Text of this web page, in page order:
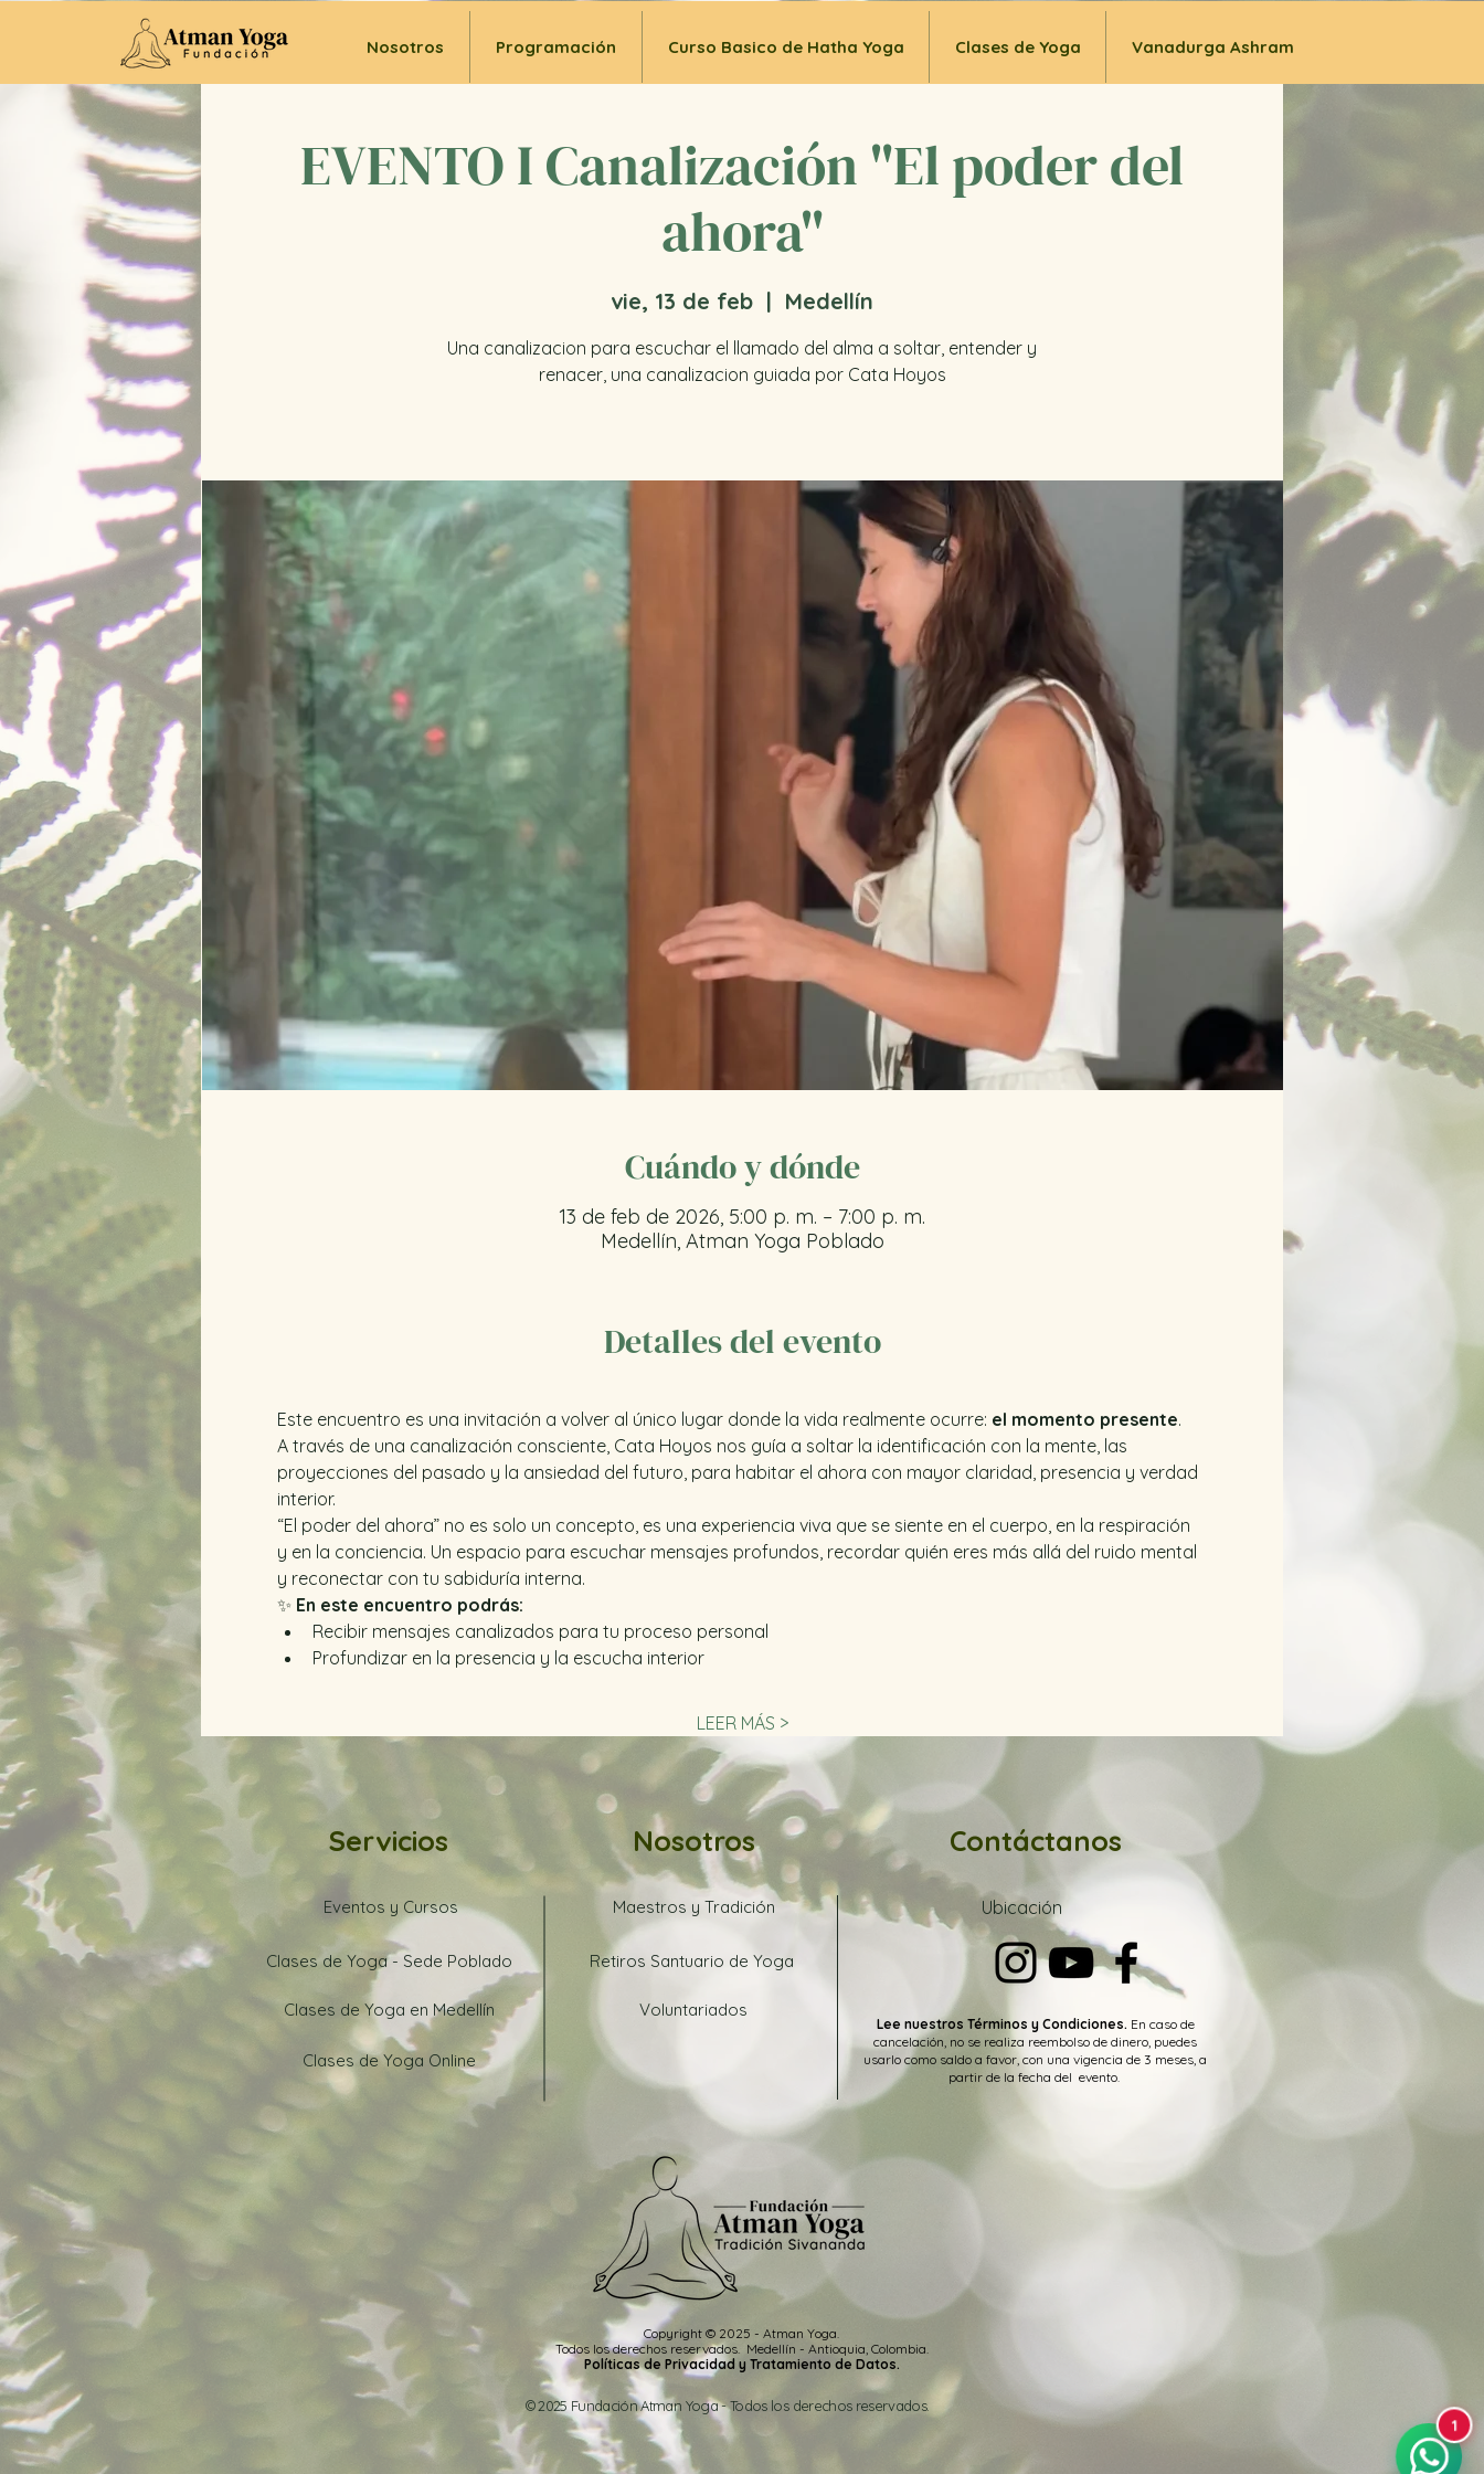
Nosotros Programación Curso Basico de Hatha Yoga Clases de Yoga Vanadurga Ashram
EVENTO I Canalización "El poder del
ahora"
vie, 13 de feb
  |
Medellín
Una canalizacion para escuchar el llamado del alma a soltar, entender y
renacer, una canalizacion guiada por Cata Hoyos
Cuándo y dónde
13 de feb de 2026, 5:00 p. m. – 7:00 p. m.
Medellín, Atman Yoga Poblado
Detalles del evento
Este encuentro es una invitación a volver al único lugar donde la vida realmente ocurre: el momento presente.
A través de una canalización consciente, Cata Hoyos nos guía a soltar la identificación con la mente, las
proyecciones del pasado y la ansiedad del futuro, para habitar el ahora con mayor claridad, presencia y verdad
interior.
“El poder del ahora” no es solo un concepto, es una experiencia viva que se siente en el cuerpo, en la respiración
y en la conciencia. Un espacio para escuchar mensajes profundos, recordar quién eres más allá del ruido mental
y reconectar con tu sabiduría interna.
✨ En este encuentro podrás:
Recibir mensajes canalizados para tu proceso personal
Profundizar en la presencia y la escucha interior
LEER MÁS >
Servicios Nosotros Contáctanos
Eventos y Cursos Maestros y Tradición Ubicación
Clases de Yoga - Sede Poblado Retiros Santuario de Yoga
Clases de Yoga en Medellín
Clases de Yoga Online
Voluntariados
Lee nuestros Términos y Condiciones. En caso de
cancelación, no se realiza reembolso de dinero, puedes
usarlo como saldo a favor, con una vigencia de 3 meses, a
partir de la fecha del evento.
Copyright © 2025 - Atman Yoga.
Todos los derechos reservados. Medellín - Antioquia, Colombia.
Políticas de Privacidad y Tratamiento de Datos.
© 2025 Fundación Atman Yoga - Todos los derechos reservados.